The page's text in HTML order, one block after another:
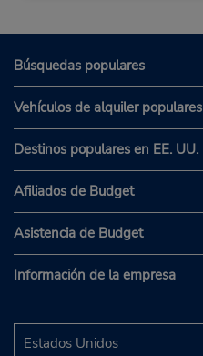
Búsquedas populares
Vehículos de alquiler populares
Destinos populares en EE. UU.
Afiliados de Budget
Asistencia de Budget
Información de la empresa